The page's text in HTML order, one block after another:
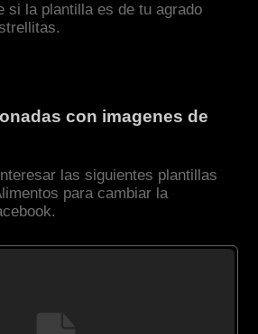
si la plantilla es de tu agrado
con imagenes de
las siguientes plantillas
para cambiar la